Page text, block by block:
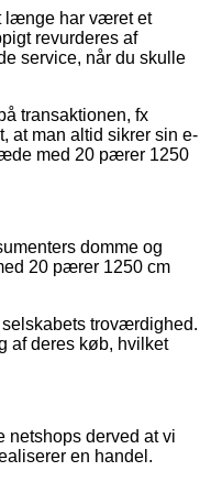
længe har været et
revurderes af
service, når du skulle
transaktionen, fx
at man altid sikrer sin e-
med 20 pærer 1250
domme og
20 pærer 1250 cm
troværdighed.
af deres køb, hvilket
netshops derved at vi
en handel.